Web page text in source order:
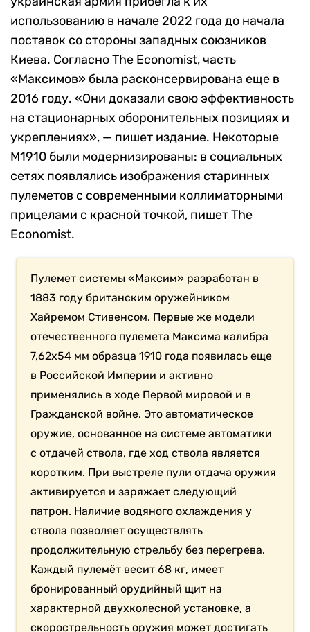
использованию в начале 2022 года до начала
поставок со стороны западных союзников
Киева. Согласно The Economist, часть
«Максимов» была расконсервирована еще в
2016 году. «Они доказали свою эффективность
на стационарных оборонительных позициях и
укреплениях», — пишет издание. Некоторые
M1910 были модернизированы: в социальных
сетях появлялись изображения старинных
пулеметов с современными коллиматорными
прицелами с красной точкой, пишет The
Economist.
Пулемет системы «Максим» разработан в
1883 году британским оружейником
Хайремом Стивенсом. Первые же модели
отечественного пулемета Максима калибра
7,62х54 мм образца 1910 года появилась еще
в Российской Империи и активно
применялись в ходе Первой мировой и в
Гражданской войне. Это автоматическое
оружие, основанное на системе автоматики
с отдачей ствола, где ход ствола является
коротким. При выстреле пули отдача оружия
активируется и заряжает следующий
патрон. Наличие водяного охлаждения у
ствола позволяет осуществлять
продолжительную стрельбу без перегрева.
Каждый пулемёт весит 68 кг, имеет
бронированный орудийный щит на
характерной двухколесной установке, а
скорострельность оружия может достигать